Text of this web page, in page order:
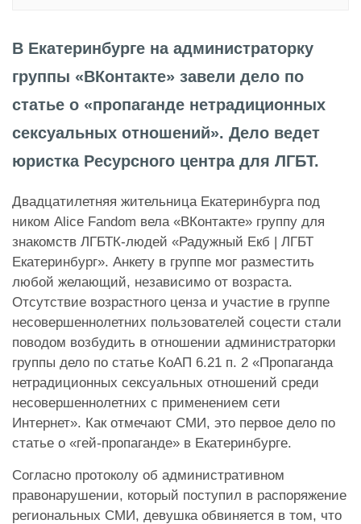
В Екатеринбурге на администраторку
группы «ВКонтакте» завели дело по
статье о «пропаганде нетрадиционных
сексуальных отношений». Дело ведет
юристка Ресурсного центра для ЛГБТ.
Двадцатилетняя жительница Екатеринбурга под
ником Alice Fandom вела «ВКонтакте» группу для
знакомств ЛГБТК-людей «Радужный Екб | ЛГБТ
Екатеринбург». Анкету в группе мог разместить
любой желающий, независимо от возраста.
Отсутствие возрастного ценза и участие в группе
несовершеннолетних пользователей соцести стали
поводом возбудить в отношении администраторки
группы дело по статье КоАП 6.21 п. 2 «Пропаганда
нетрадиционных сексуальных отношений среди
несовершеннолетних с применением сети
Интернет». Как отмечают СМИ, это первое дело по
статье о «гей-пропаганде» в Екатеринбурге.
Согласно протоколу об административном
правонарушении, который поступил в распоряжение
региональных СМИ, девушка обвиняется в том, что